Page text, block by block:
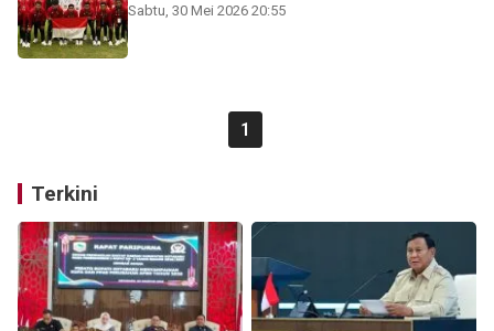
Sabtu, 30 Mei 2026 20:55
1
Terkini